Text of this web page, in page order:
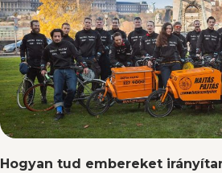
Hogyan tud embereket